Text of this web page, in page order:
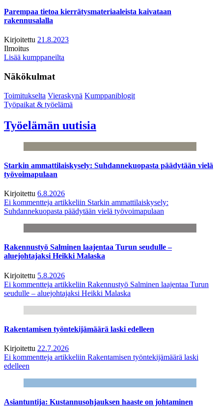
Parempaa tietoa kierrätysmateriaaleista kaivataan
rakennusalalla
Kirjoitettu 21.8.2023
Ilmoitus
Lisää kumppaneilta
Näkökulmat
Toimitukselta Vieraskynä Kumppaniblogit
Työpaikat & työelämä
Työelämän uutisia
Starkin ammattilaiskysely: Suhdannekuopasta päädytään vielä
työvoimapulaan
Kirjoitettu 6.8.2026
Ei kommentteja artikkeliin Starkin ammattilaiskysely:
Suhdannekuopasta päädytään vielä työvoimapulaan
Rakennustyö Salminen laajentaa Turun seudulle –
aluejohtajaksi Heikki Malaska
Kirjoitettu 5.8.2026
Ei kommentteja artikkeliin Rakennustyö Salminen laajentaa Turun
seudulle – aluejohtajaksi Heikki Malaska
Rakentamisen työntekijämäärä laski edelleen
Kirjoitettu 22.7.2026
Ei kommentteja artikkeliin Rakentamisen työntekijämäärä laski
edelleen
Asiantuntija: Kustannusohjauksen haaste on johtaminen